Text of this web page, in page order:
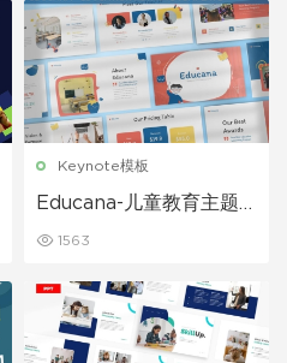
Keynote模板
Educana-儿童教育主题
1563